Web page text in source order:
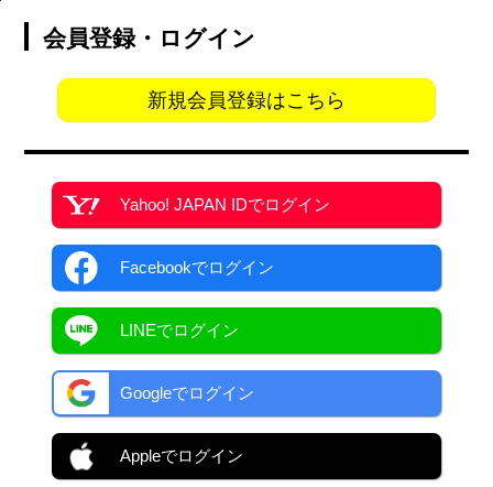
会員登録・ログイン
新規会員登録はこちら
Yahoo! JAPAN IDでログイン
Facebookでログイン
LINEでログイン
Googleでログイン
Appleでログイン